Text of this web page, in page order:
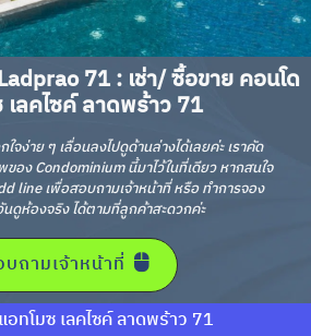
71 : เช่า/ ซื้อขาย คอนโด
เลคไซค์ ลาดพร้าว 71
ง่าย ๆ เลื่อนลงไปดูด้านล่างได้เลยค่ะ เราคัด
ง Condominium นี้มาไว้ในที่เดียว หากสนใจ
line เพื่อสอบถามเจ้าหน้าที่ หรือ ทำการจอง
ดูห้องจริง ได้ตามที่ลูกค้าสะดวกค่ะ
ถามเจ้าหน้าที่
อทโมซ เลคไซค์ ลาดพร้าว 71